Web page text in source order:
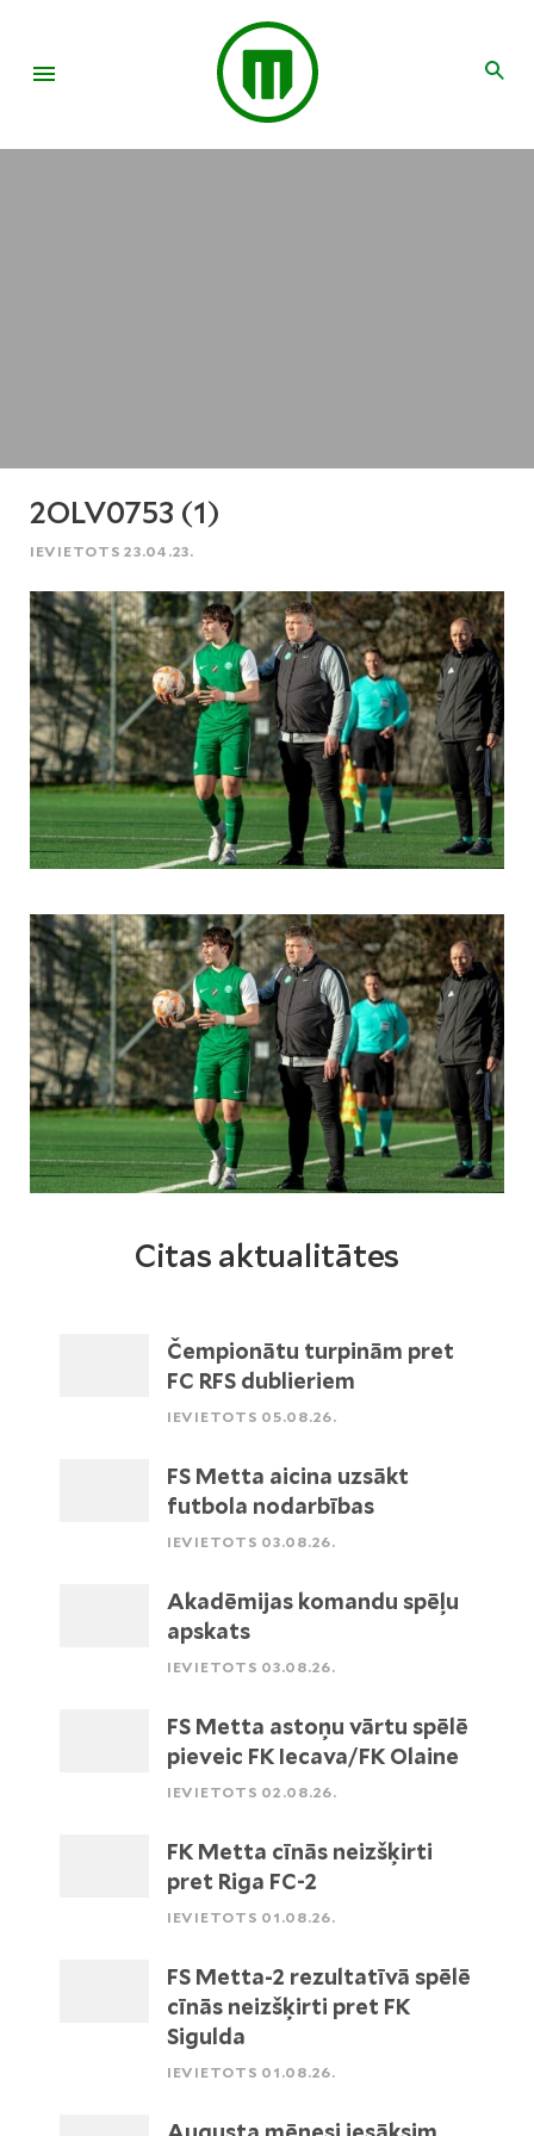
2OLV0753 (1)
IEVIETOTS 23.04.23.
Citas aktualitātes
Čempionātu turpinām pret
FC RFS dublieriem
IEVIETOTS 05.08.26.
FS Metta aicina uzsākt
futbola nodarbības
IEVIETOTS 03.08.26.
Akadēmijas komandu spēļu
apskats
IEVIETOTS 03.08.26.
FS Metta astoņu vārtu spēlē
pieveic FK Iecava/FK Olaine
IEVIETOTS 02.08.26.
FK Metta cīnās neizšķirti
pret Riga FC-2
IEVIETOTS 01.08.26.
FS Metta-2 rezultatīvā spēlē
cīnās neizšķirti pret FK
Sigulda
IEVIETOTS 01.08.26.